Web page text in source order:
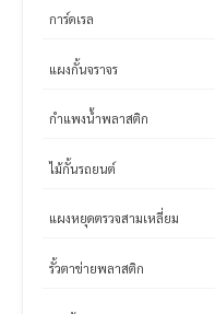
การ์ดเรล
แผงกั้นจราจร
กำแพงน้ำพลาสติก
ไม้กั้นรถยนต์
แผงหยุดตรวจสามเหลี่ยม
รั้วตาข่ายพลาสติก